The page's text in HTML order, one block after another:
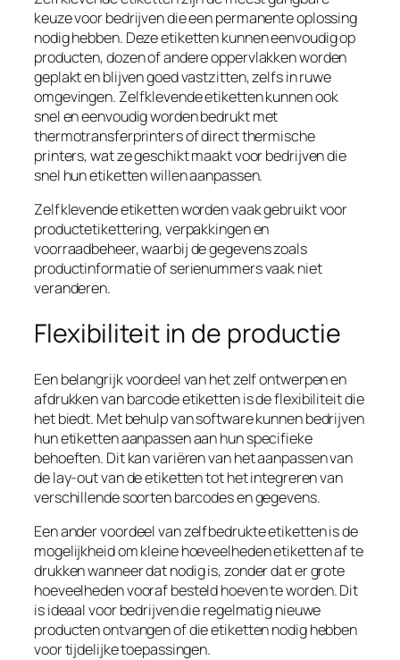
keuze voor bedrijven die een permanente oplossing
nodig hebben. Deze etiketten kunnen eenvoudig op
producten, dozen of andere oppervlakken worden
geplakt en blijven goed vastzitten, zelfs in ruwe
omgevingen. Zelfklevende etiketten kunnen ook
snel en eenvoudig worden bedrukt met
thermotransferprinters of direct thermische
printers, wat ze geschikt maakt voor bedrijven die
snel hun etiketten willen aanpassen.
Zelfklevende etiketten worden vaak gebruikt voor
productetikettering, verpakkingen en
voorraadbeheer, waarbij de gegevens zoals
productinformatie of serienummers vaak niet
veranderen.
Flexibiliteit in de productie
Een belangrijk voordeel van het zelf ontwerpen en
afdrukken van barcode etiketten is de flexibiliteit die
het biedt. Met behulp van software kunnen bedrijven
hun etiketten aanpassen aan hun specifieke
behoeften. Dit kan variëren van het aanpassen van
de lay-out van de etiketten tot het integreren van
verschillende soorten barcodes en gegevens.
Een ander voordeel van zelfbedrukte etiketten is de
mogelijkheid om kleine hoeveelheden etiketten af te
drukken wanneer dat nodig is, zonder dat er grote
hoeveelheden vooraf besteld hoeven te worden. Dit
is ideaal voor bedrijven die regelmatig nieuwe
producten ontvangen of die etiketten nodig hebben
voor tijdelijke toepassingen.